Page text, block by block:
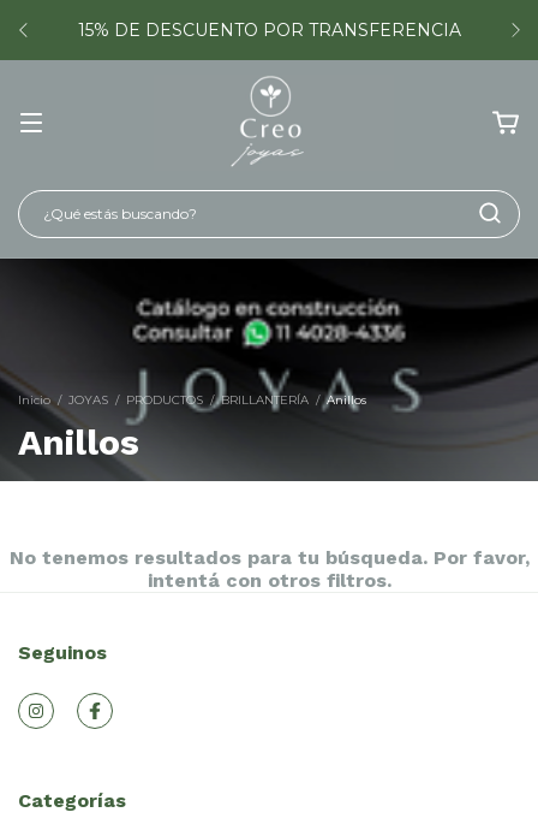
15% DE DESCUENTO POR TRANSFERENCIA
Inicio / JOYAS / PRODUCTOS / BRILLANTERÍA / Anillos
Anillos
No tenemos resultados para tu búsqueda. Por favor,
intentá con otros filtros.
Seguinos
Categorías